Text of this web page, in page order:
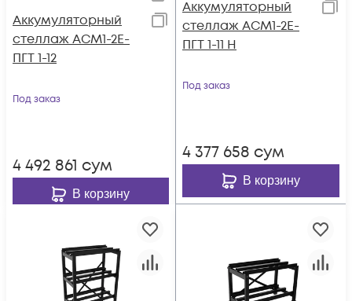
Аккумуляторный
стеллаж АСМ1-2E-
ПГТ 1-12
Под заказ
4 492 861 сум
В корзину
Аккумуляторный
стеллаж АСМ1-2E-
ПГТ 1-11 H
Под заказ
4 377 658 сум
В корзину